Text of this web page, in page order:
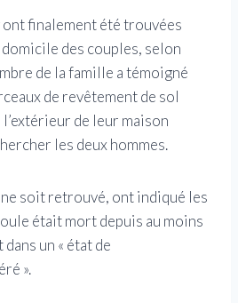
ont finalement été trouvées
des couples, selon
de la famille a témoigné
de revêtement de sol
de leur maison
les deux hommes.
soit retrouvé, ont indiqué les
était mort depuis au moins
un « état de
».